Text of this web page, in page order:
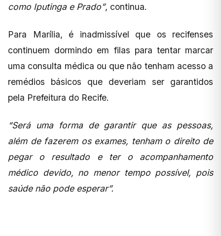
como Iputinga e Prado”, continua.
Para Marília, é inadmissível que os recifenses
continuem dormindo em filas para tentar marcar
uma consulta médica ou que não tenham acesso a
remédios básicos que deveriam ser garantidos
pela Prefeitura do Recife.
“Será uma forma de garantir que as pessoas,
além de fazerem os exames, tenham o direito de
pegar o resultado e ter o acompanhamento
médico devido, no menor tempo possível, pois
saúde não pode esperar”.